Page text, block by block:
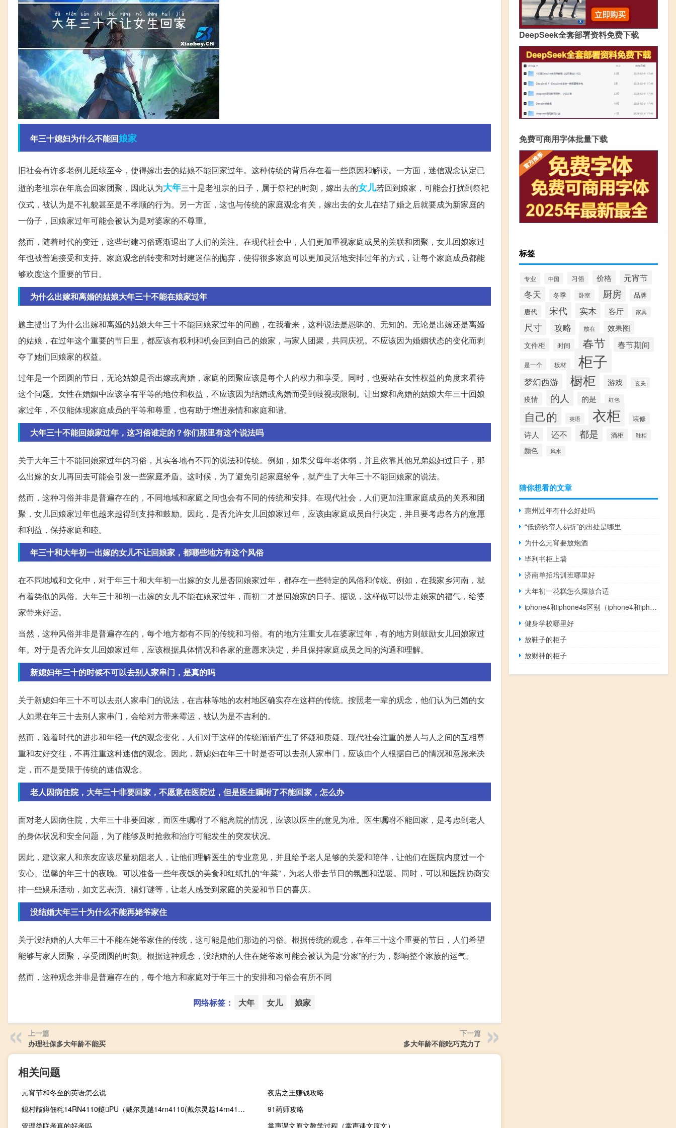
年三十媳妇为什么不能回娘家
旧社会有许多老例儿延续至今，使得嫁出去的姑娘不能回家过年。这种传统的背后存在着一些原因和解读。一方面，迷信观念认定已
逝的老祖宗在年底会回家团聚，因此认为大年三十是老祖宗的日子，属于祭祀的时刻，嫁出去的女儿若回到娘家，可能会打扰到祭祀
仪式，被认为是不礼貌甚至是不孝顺的行为。另一方面，这也与传统的家庭观念有关，嫁出去的女儿在结了婚之后就要成为新家庭的
一份子，回娘家过年可能会被认为是对婆家的不尊重。
然而，随着时代的变迁，这些封建习俗逐渐退出了人们的关注。在现代社会中，人们更加重视家庭成员的关联和团聚，女儿回娘家过
年也被普遍接受和支持。家庭观念的转变和对封建迷信的抛弃，使得很多家庭可以更加灵活地安排过年的方式，让每个家庭成员都能
够欢度这个重要的节日。
为什么出嫁和离婚的姑娘大年三十不能在娘家过年
题主提出了为什么出嫁和离婚的姑娘大年三十不能回娘家过年的问题，在我看来，这种说法是愚昧的、无知的。无论是出嫁还是离婚
的姑娘，在过年这个重要的节日里，都应该有权利和机会回到自己的娘家，与家人团聚，共同庆祝。不应该因为婚姻状态的变化而剥
夺了她们回娘家的权益。
过年是一个团圆的节日，无论姑娘是否出嫁或离婚，家庭的团聚应该是每个人的权力和享受。同时，也要站在女性权益的角度来看待
这个问题。女性在婚姻中应该享有平等的地位和权益，不应该因为结婚或离婚而受到歧视或限制。让出嫁和离婚的姑娘大年三十回娘
家过年，不仅能体现家庭成员的平等和尊重，也有助于增进亲情和家庭和谐。
大年三十不能回娘家过年，这习俗谁定的？你们那里有这个说法吗
关于大年三十不能回娘家过年的习俗，其实各地有不同的说法和传统。例如，如果父母年老体弱，并且依靠其他兄弟媳妇过日子，那
么出嫁的女儿再回去可能会引发一些家庭矛盾。这时候，为了避免引起家庭纷争，就产生了大年三十不能回娘家的说法。
然而，这种习俗并非是普遍存在的，不同地域和家庭之间也会有不同的传统和安排。在现代社会，人们更加注重家庭成员的关系和团
聚，女儿回娘家过年也越来越得到支持和鼓励。因此，是否允许女儿回娘家过年，应该由家庭成员自行决定，并且要考虑各方的意愿
和利益，保持家庭和睦。
年三十和大年初一出嫁的女儿不让回娘家，都哪些地方有这个风俗
在不同地域和文化中，对于年三十和大年初一出嫁的女儿是否回娘家过年，都存在一些特定的风俗和传统。例如，在我家乡河南，就
有着类似的风俗。大年三十和初一出嫁的女儿不能在娘家过年，而初二才是回娘家的日子。据说，这样做可以带走娘家的福气，给婆
家带来好运。
当然，这种风俗并非是普遍存在的，每个地方都有不同的传统和习俗。有的地方注重女儿在婆家过年，有的地方则鼓励女儿回娘家过
年。对于是否允许女儿回娘家过年，应该根据具体情况和各家的意愿来决定，并且保持家庭成员之间的沟通和理解。
新媳妇年三十的时候不可以去别人家串门，是真的吗
关于新媳妇年三十不可以去别人家串门的说法，在吉林等地的农村地区确实存在这样的传统。按照老一辈的观念，他们认为已婚的女
人如果在年三十去别人家串门，会给对方带来霉运，被认为是不吉利的。
然而，随着时代的进步和年轻一代的观念变化，人们对于这样的传统渐渐产生了怀疑和质疑。现代社会注重的是人与人之间的互相尊
重和友好交往，不再注重这种迷信的观念。因此，新媳妇在年三十时是否可以去别人家串门，应该由个人根据自己的情况和意愿来决
定，而不是受限于传统的迷信观念。
老人因病住院，大年三十非要回家，不愿意在医院过，但是医生嘱咐了不能回家，怎么办
面对老人因病住院，大年三十非要回家，而医生嘱咐了不能离院的情况，应该以医生的意见为准。医生嘱咐不能回家，是考虑到老人
的身体状况和安全问题，为了能够及时抢救和治疗可能发生的突发状况。
因此，建议家人和亲友应该尽量劝阻老人，让他们理解医生的专业意见，并且给予老人足够的关爱和陪伴，让他们在医院内度过一个
安心、温馨的年三十的夜晚。可以准备一些年夜饭的美食和红纸扎的“年菜”，为老人带去节日的氛围和温暖。同时，可以和医院协商安
排一些娱乐活动，如文艺表演、猜灯谜等，让老人感受到家庭的关爱和节日的喜庆。
没结婚大年三十为什么不能再姥爷家住
关于没结婚的人大年三十不能在姥爷家住的传统，这可能是他们那边的习俗。根据传统的观念，在年三十这个重要的节日，人们希望
能够与家人团聚，享受团圆的时刻。根据这种观念，没结婚的人住在姥爷家可能会被认为是“分家”的行为，影响整个家族的运气。
然而，这种观念并非是普遍存在的，每个地方和家庭对于年三十的安排和习俗会有所不同
网络标签： 大年 女儿 娘家
上一篇
办理社保多大年龄不能买
下一篇
多大年龄不能吃巧克力了
相关问题
元宵节和冬至的英语怎么说
夜店之王赚钱攻略
鎴村皵鐏佃秺14RN4110鎹PU（戴尔灵越14rn4110(戴尔灵越14rn4110参数)）
91药师攻略
管理类联考真的好考吗
掌声课文原文教学过程（掌声课文原文）
DeepSeek全套部署资料免费下载
免费可商用字体批量下载
标签
专业 中国 习俗 价格 元宵节
冬天 冬季 卧室 厨房
品牌
唐代
宋代 实木 客厅 家具
尺寸 攻略 放在 效果图
文件柜 时间 春节 春节期间
是一个 板材 柜子
梦幻西游 橱柜 游戏 玄关
疫情 的人 的是 红包
自己的 英语 衣柜 装修
诗人 还不 都是 酒柜 鞋柜
颜色 风水
猜你想看的文章
惠州过年有什么好处吗
“低傍绣帘人易折”的出处是哪里
为什么元宵要放炮酒
毕利书柜上墙
济南单招培训班哪里好
大年初一花糕怎么摆放合适
iphone4和iphone4s区别（iphone4和iphone4s区别）
健身学校哪里好
放鞋子的柜子
放财神的柜子